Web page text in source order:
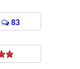
83